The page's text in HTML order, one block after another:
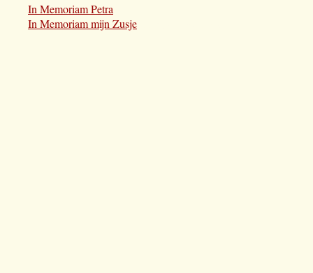
In Memoriam Petra
In Memoriam mijn Zusje